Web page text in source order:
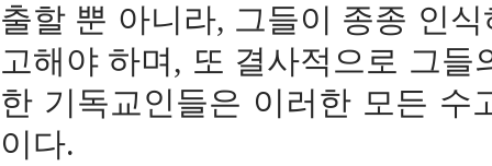
출할 뿐 아니라, 그들이 종종 인
고해야 하며, 또 결사적으로 그
한 기독교인들은 이러한 모든 수
이다.